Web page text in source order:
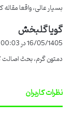
بسیار عالی، واقعا
گویا گلبخشف
:
16/05/1405 در 00:03
دمتون گرم، بحث اصالت
نظرات کاربران